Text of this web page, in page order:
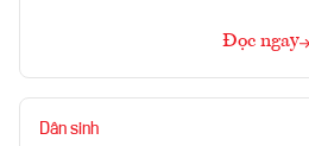
Đọc ngay
Dân sinh